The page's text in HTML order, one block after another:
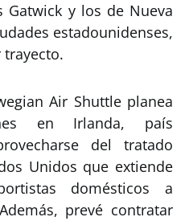
Gatwick y los de Nueva
estadounidenses,
Air Shuttle planea
en Irlanda, país
del tratado
Unidos que extiende
domésticos a
prevé contratar